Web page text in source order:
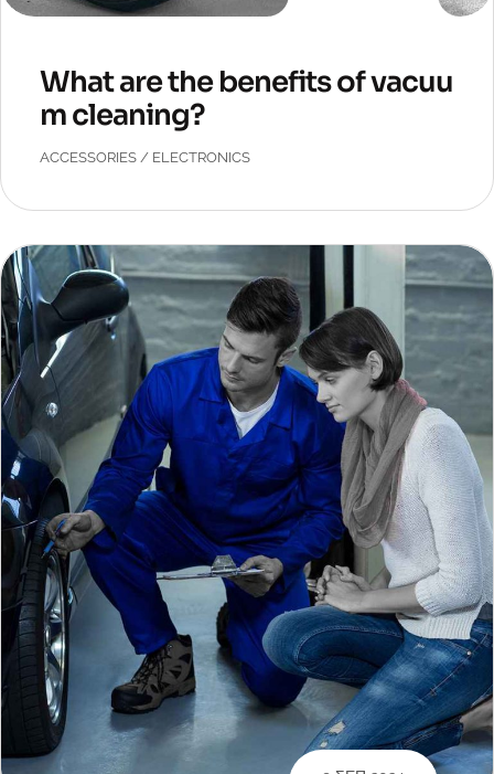
What are the benefits of vacuu
m cleaning?
ACCESSORIES / ELECTRONICS